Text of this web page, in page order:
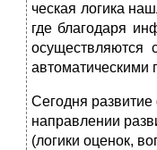
ческая логика
где благодаря
осуществляются
автоматическими
Сегодня
направлении
(логики оценок,